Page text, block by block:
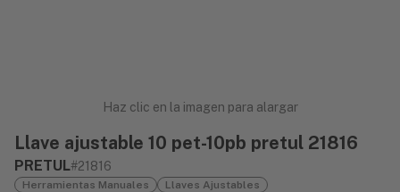
Haz clic en la imagen para alargar
Llave ajustable 10 pet-10pb pretul 21816
PRETUL#21816
Herramientas Manuales Llaves Ajustables